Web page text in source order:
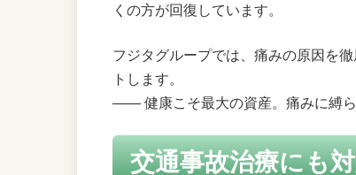
くの方が回復しています。
フジタグループでは、痛みの原因を
トします。
―― 健康こそ最大の資産。痛みに縛ら
交通事故治療にも